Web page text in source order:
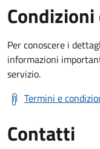
Per conoscere i
informazioni
servizio.
Termini e
Contatti